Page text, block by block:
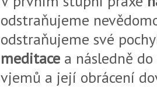
odstraňujeme
odstraňujeme své
meditace a následně do
vjemů a její obrácení